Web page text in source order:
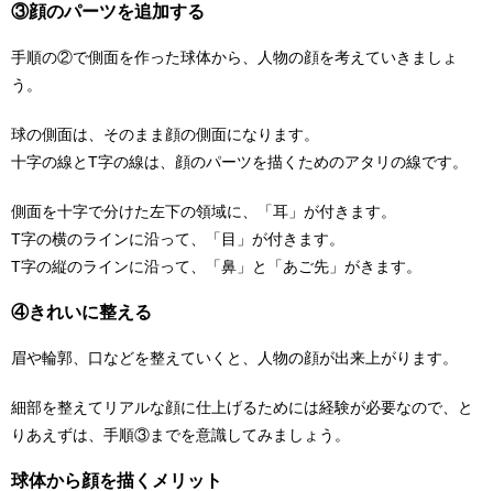
③顔のパーツを追加する
手順の②で側面を作った球体から、人物の顔を考えていきましょ
う。
球の側面は、そのまま顔の側面になります。
十字の線とT字の線は、顔のパーツを描くためのアタリの線です。
側面を十字で分けた左下の領域に、「耳」が付きます。
T字の横のラインに沿って、「目」が付きます。
T字の縦のラインに沿って、「鼻」と「あご先」がきます。
④きれいに整える
眉や輪郭、口などを整えていくと、人物の顔が出来上がります。
細部を整えてリアルな顔に仕上げるためには経験が必要なので、と
りあえずは、手順③までを意識してみましょう。
球体から顔を描くメリット